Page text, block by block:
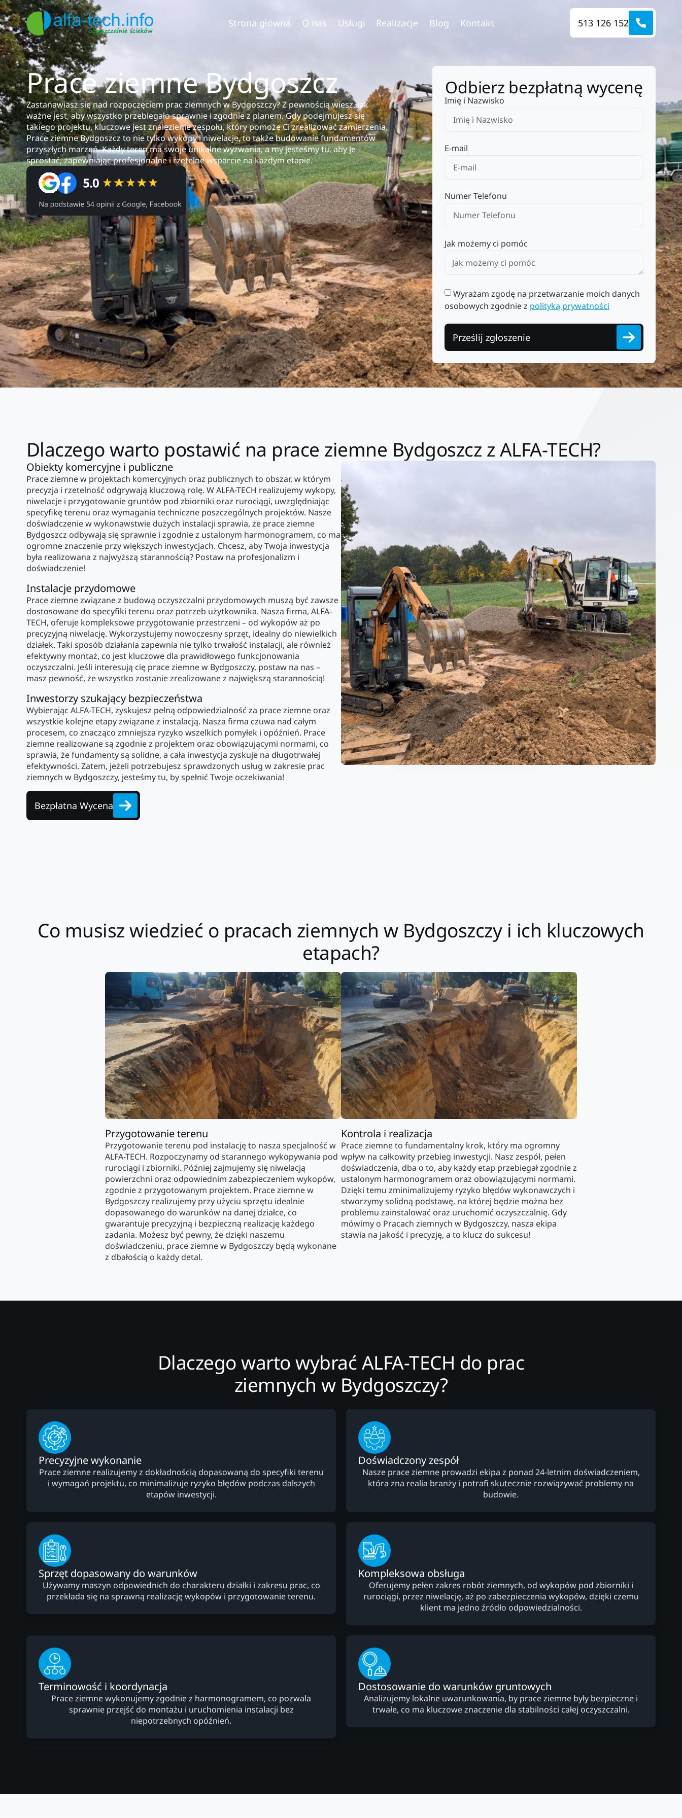
Strona główna O nas Usługi Realizacje Blog Kontakt 513 126 152
Prace ziemne Bydgoszcz
Zastanawiasz się nad rozpoczęciem prac ziemnych w Bydgoszczy? Z pewnością wiesz, jak
ważne jest, aby wszystko przebiegało sprawnie i zgodnie z planem. Gdy podejmujesz się
takiego projektu, kluczowe jest znalezienie zespołu, który pomoże Ci zrealizować zamierzenia.
Prace ziemne Bydgoszcz to nie tylko wykopy i niwelacje, to także budowanie fundamentów
przyszłych marzeń. Każdy teren ma swoje unikalne wyzwania, a my jesteśmy tu, aby je
sprostać, zapewniając profesjonalne i rzetelne wsparcie na każdym etapie.
Odbierz bezpłatną wycenę
Imię i Nazwisko
E-mail
Numer Telefonu
Jak możemy ci pomóc
Wyrażam zgodę na przetwarzanie moich danych
osobowych zgodnie z polityką prywatności
Prześlij zgłoszenie
Dlaczego warto postawić na prace ziemne Bydgoszcz z ALFA-TECH?
Obiekty komercyjne i publiczne
Prace ziemne w projektach komercyjnych oraz publicznych to obszar, w którym
precyzja i rzetelność odgrywają kluczową rolę. W ALFA-TECH realizujemy wykopy,
niwelacje i przygotowanie gruntów pod zbiorniki oraz rurociągi, uwzględniając
specyfikę terenu oraz wymagania techniczne poszczególnych projektów. Nasze
doświadczenie w wykonawstwie dużych instalacji sprawia, że prace ziemne
Bydgoszcz odbywają się sprawnie i zgodnie z ustalonym harmonogramem, co ma
ogromne znaczenie przy większych inwestycjach. Chcesz, aby Twoja inwestycja
była realizowana z najwyższą starannością? Postaw na profesjonalizm i
doświadczenie!
Instalacje przydomowe
Prace ziemne związane z budową oczyszczalni przydomowych muszą być zawsze
dostosowane do specyfiki terenu oraz potrzeb użytkownika. Nasza firma, ALFA-
TECH, oferuje kompleksowe przygotowanie przestrzeni – od wykopów aż po
precyzyjną niwelację. Wykorzystujemy nowoczesny sprzęt, idealny do niewielkich
działek. Taki sposób działania zapewnia nie tylko trwałość instalacji, ale również
efektywny montaż, co jest kluczowe dla prawidłowego funkcjonowania
oczyszczalni. Jeśli interesują cię prace ziemne w Bydgoszczy, postaw na nas –
masz pewność, że wszystko zostanie zrealizowane z największą starannością!
Inwestorzy szukający bezpieczeństwa
Wybierając ALFA-TECH, zyskujesz pełną odpowiedzialność za prace ziemne oraz
wszystkie kolejne etapy związane z instalacją. Nasza firma czuwa nad całym
procesem, co znacząco zmniejsza ryzyko wszelkich pomyłek i opóźnień. Prace
ziemne realizowane są zgodnie z projektem oraz obowiązującymi normami, co
sprawia, że fundamenty są solidne, a cała inwestycja zyskuje na długotrwałej
efektywności. Zatem, jeżeli potrzebujesz sprawdzonych usług w zakresie prac
ziemnych w Bydgoszczy, jesteśmy tu, by spełnić Twoje oczekiwania!
Bezpłatna Wycena
Co musisz wiedzieć o pracach ziemnych w Bydgoszczy i ich kluczowych
etapach?
Przygotowanie terenu
Przygotowanie terenu pod instalację to nasza specjalność w
ALFA-TECH. Rozpoczynamy od starannego wykopywania pod
rurociągi i zbiorniki. Później zajmujemy się niwelacją
powierzchni oraz odpowiednim zabezpieczeniem wykopów,
zgodnie z przygotowanym projektem. Prace ziemne w
Bydgoszczy realizujemy przy użyciu sprzętu idealnie
dopasowanego do warunków na danej działce, co
gwarantuje precyzyjną i bezpieczną realizację każdego
zadania. Możesz być pewny, że dzięki naszemu
doświadczeniu, prace ziemne w Bydgoszczy będą wykonane
z dbałością o każdy detal.
Kontrola i realizacja
Prace ziemne to fundamentalny krok, który ma ogromny
wpływ na całkowity przebieg inwestycji. Nasz zespół, pełen
doświadczenia, dba o to, aby każdy etap przebiegał zgodnie z
ustalonym harmonogramem oraz obowiązującymi normami.
Dzięki temu zminimalizujemy ryzyko błędów wykonawczych i
stworzymy solidną podstawę, na której będzie można bez
problemu zainstalować oraz uruchomić oczyszczalnię. Gdy
mówimy o Pracach ziemnych w Bydgoszczy, nasza ekipa
stawia na jakość i precyzję, a to klucz do sukcesu!
Dlaczego warto wybrać ALFA-TECH do prac
ziemnych w Bydgoszczy?
Precyzyjne wykonanie
Prace ziemne realizujemy z dokładnością dopasowaną do specyfiki terenu
i wymagań projektu, co minimalizuje ryzyko błędów podczas dalszych
etapów inwestycji.
Doświadczony zespół
Nasze prace ziemne prowadzi ekipa z ponad 24-letnim doświadczeniem,
która zna realia branży i potrafi skutecznie rozwiązywać problemy na
budowie.
Sprzęt dopasowany do warunków
Używamy maszyn odpowiednich do charakteru działki i zakresu prac, co
przekłada się na sprawną realizację wykopów i przygotowanie terenu.
Kompleksowa obsługa
Oferujemy pełen zakres robót ziemnych, od wykopów pod zbiorniki i
rurociągi, przez niwelację, aż po zabezpieczenia wykopów, dzięki czemu
klient ma jedno źródło odpowiedzialności.
Terminowość i koordynacja
Prace ziemne wykonujemy zgodnie z harmonogramem, co pozwala
sprawnie przejść do montażu i uruchomienia instalacji bez
niepotrzebnych opóźnień.
Dostosowanie do warunków gruntowych
Analizujemy lokalne uwarunkowania, by prace ziemne były bezpieczne i
trwałe, co ma kluczowe znaczenie dla stabilności całej oczyszczalni.